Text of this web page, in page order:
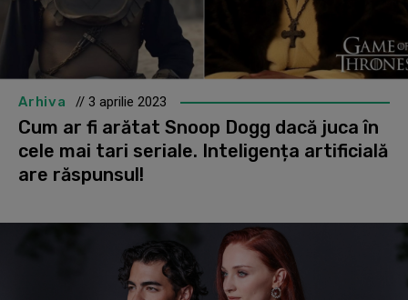
Arhiva // 3 aprilie 2023
Cum ar fi arătat Snoop Dogg dacă juca în
cele mai tari seriale. Inteligența artificială
are răspunsul!